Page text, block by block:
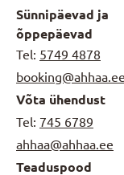
Sünnipäevad ja
õppepäevad
Tel: 5749 4878
booking@ahhaa.ee
Võta ühendust
Tel: 745 6789
ahhaa@ahhaa.ee
Teaduspood